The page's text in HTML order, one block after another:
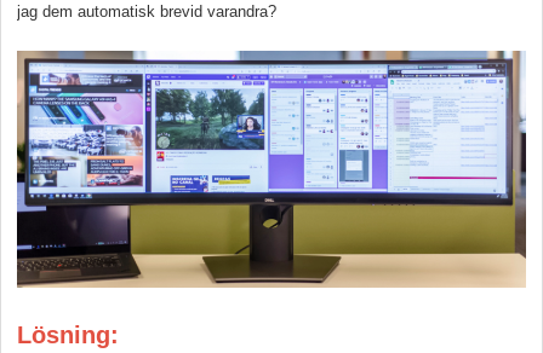
jag dem automatisk brevid varandra?
Lösning: